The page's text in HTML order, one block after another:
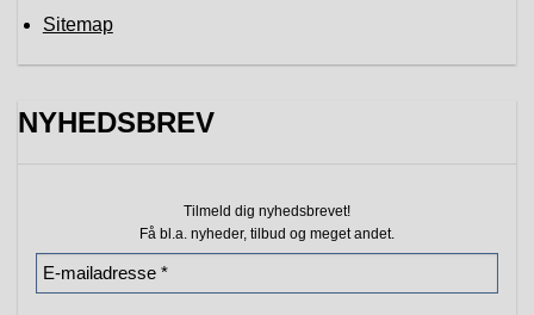
Sitemap
NYHEDSBREV
Tilmeld dig nyhedsbrevet!
Få bl.a. nyheder, tilbud og meget andet.